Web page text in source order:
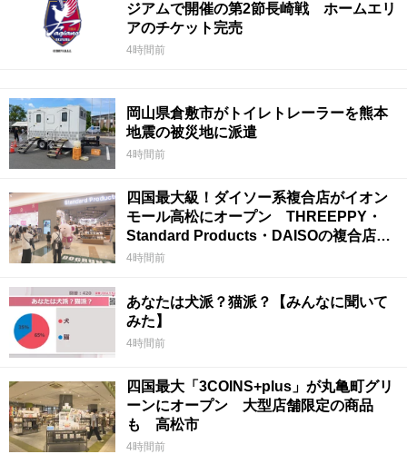
ジアムで開催の第2節長崎戦 ホームエリ
アのチケット完売
4時間前
岡山県倉敷市がトイレトレーラーを熊本
地震の被災地に派遣
4時間前
四国最大級！ダイソー系複合店がイオン
モール高松にオープン THREEPPY・
Standard Products・DAISOの複合店は
香川県初
4時間前
あなたは犬派？猫派？【みんなに聞いて
みた】
4時間前
四国最大「3COINS+plus」が丸亀町グリ
ーンにオープン 大型店舗限定の商品
も 高松市
4時間前